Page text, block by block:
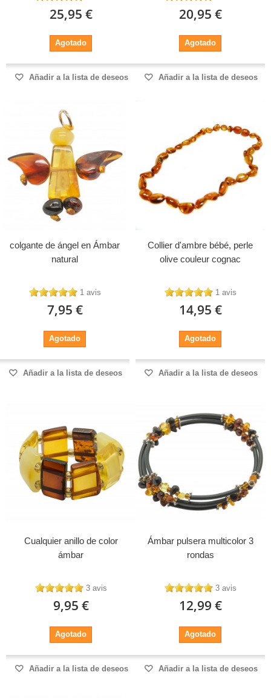
25,95 €
Agotado
Añadir a la lista de deseos
20,95 €
Agotado
Añadir a la lista de deseos
colgante de ángel en Ámbar
natural
1 avis
7,95 €
Agotado
Añadir a la lista de deseos
Collier d'ambre bébé, perle
olive couleur cognac
1 avis
14,95 €
Agotado
Añadir a la lista de deseos
Cualquier anillo de color
ámbar
3 avis
9,95 €
Agotado
Añadir a la lista de deseos
Ámbar pulsera multicolor 3
rondas
3 avis
12,99 €
Agotado
Añadir a la lista de deseos